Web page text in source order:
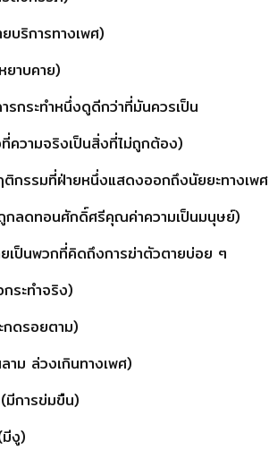
บริการทางเพศ)
ยาบคาย)
รกระทำหนึ่งดูดีกว่าที่มันควรเป็น
ความจริงเป็นสิ่งที่ไม่ถูกต้อง)
ติกรรมที่ฝ่ายหนึ่งแสดงออกถึงนัยยะทางเพศ
กลดทอนศักดิ์ศรีคุณค่าความเป็นมนุษย์)
เป็นพวกที่คิดถึงการฆ่าตัวตายบ่อย ๆ
ระทำจริง)
ดรอยตาม)
ม ล่วงเกินทางเพศ)
(มีการข่มขืน)
งู)